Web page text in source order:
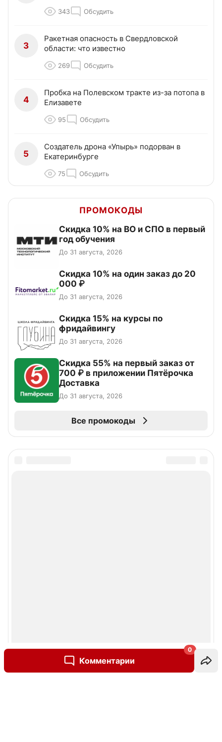
Комментарии
0
343 Обсудить
3
Ракетная опасность в Свердловской
области: что известно
269 Обсудить
4
Пробка на Полевском тракте из-за потопа в
Елизавете
95 Обсудить
5
Создатель дрона «Упырь» подорван в
Екатеринбурге
75 Обсудить
ПРОМОКОДЫ
Скидка 10% на ВО и СПО в первый
год обучения
До 31 августа, 2026
Скидка 10% на один заказ до 20
000 ₽
До 31 августа, 2026
Скидка 15% на курсы по
фридайвингу
До 31 августа, 2026
Скидка 55% на первый заказ от
700 ₽ в приложении Пятёрочка
Доставка
До 31 августа, 2026
Все промокоды